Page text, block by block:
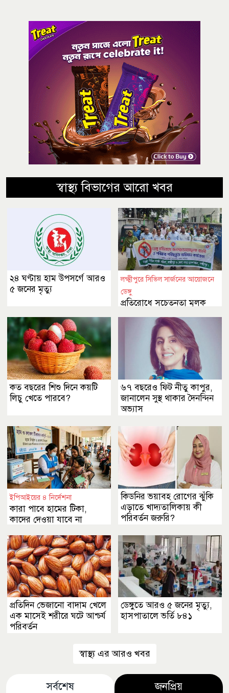
স্বাস্থ্য বিভাগের আরো খবর
২৪ ঘণ্টায় হাম উপসর্গে আরও
৫ জনের মৃত্যু
লক্ষ্মীপুরে সিভিল সার্জনের আয়োজনে
ডেঙ্গু
প্রতিরোধে সচেতনতা মূলক
কত বছরের শিশু দিনে কয়টি
লিচু খেতে পারবে?
৬৭ বছরেও ফিট নীতু কাপুর,
জানালেন সুস্থ থাকার দৈনন্দিন
অভ্যাস
ইপিআইয়ের ৪ নির্দেশনা
কারা পাবে হামের টিকা,
কাদের দেওয়া যাবে না
কিডনির ভয়াবহ রোগের ঝুঁকি
এড়াতে খাদ্যতালিকায় কী
পরিবর্তন জরুরি?
প্রতিদিন ভেজানো বাদাম খেলে
এক মাসেই শরীরে ঘটে আশ্চর্য
পরিবর্তন
ডেঙ্গুতে আরও ৫ জনের মৃত্যু,
হাসপাতালে ভর্তি ৮৪১
স্বাস্থ্য এর আরও খবর
সর্বশেষ জনপ্রিয়